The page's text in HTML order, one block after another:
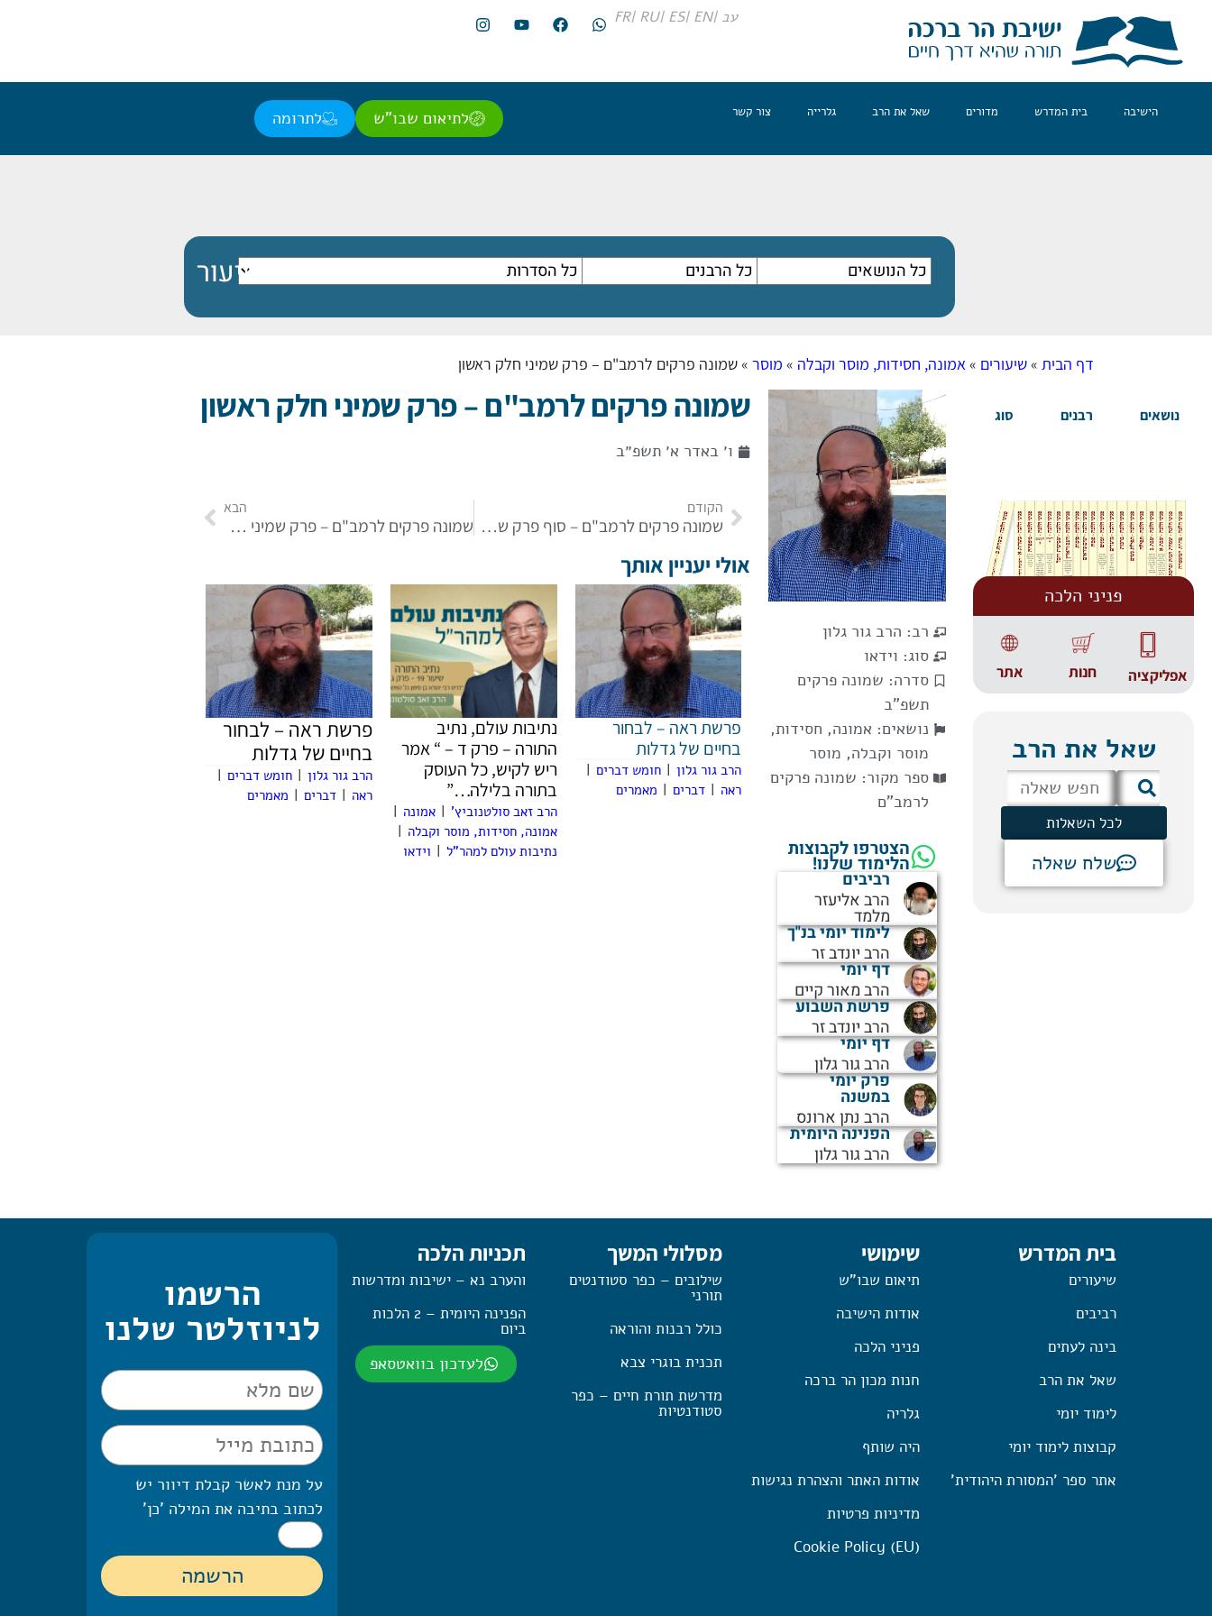
עב |EN |
ES |
RU |
FR
הישיבה בית המדרש מדורים שאל את הרב גלרייה צור קשר לתיאום שבו"ש לתרומה
דף הבית »שיעורים »אמונה, חסידות, מוסר וקבלה » מוסר »שמונה פרקים לרמב"ם – פרק שמיני חלק ראשון
נושאים רבנים סוג
פניני הלכה
אתר חנות אפליקציה
שאל את הרב
לכל השאלות
שלח שאלה
רב: הרב גור גלון
סוג: וידאו
סדרה: שמונה פרקים
תשפ"ב
נושאים: אמונה, חסידות,
מוסר וקבלה, מוסר
ספר מקור: שמונה פרקים
לרמב"ם
הצטרפו לקבוצות
הלימוד שלנו!
רביבים
הרב אליעזר
מלמד
לימוד יומי בנ"ך
הרב יונדב זר
דף יומי
הרב מאור קיים
פרשת השבוע
הרב יונדב זר
דף יומי
הרב גור גלון
פרק יומי
במשנה
הרב נתן ארונס
הפנינה היומית
הרב גור גלון
שמונה פרקים לרמב"ם – פרק שמיני חלק ראשון
ו׳ באדר א׳ תשפ״ב
הקודם
שמונה פרקים לרמב"ם – סוף פרק שביעי
הבא
שמונה פרקים לרמב"ם – פרק שמיני חלק שני
אולי יעניין אותך
פרשת ראה – לבחור
בחיים של גדלות
הרב גור גלון | חומש דברים |
ראה | דברים | מאמרים
נתיבות עולם, נתיב
התורה – פרק ד – “ אמר
ריש לקיש, כל העוסק
בתורה בלילה…”
הרב זאב סולטנוביץ' | אמונה |
אמונה, חסידות, מוסר וקבלה |
נתיבות עולם למהר"ל | וידאו
פרשת ראה – לבחור
בחיים של גדלות
הרב גור גלון | חומש דברים |
ראה | דברים | מאמרים
בית המדרש
שיעורים
רביבים
בינה לעתים
שאל את הרב
לימוד יומי
קבוצות לימוד יומי
אתר ספר 'המסורת היהודית'
שימושי
תיאום שבו"ש
אודות הישיבה
פניני הלכה
חנות מכון הר ברכה
גלריה
היה שותף
אודות האתר והצהרת נגישות
מדיניות פרטיות
Cookie Policy (EU)
מסלולי המשך
שילובים – כפר סטודנטים
תורני
כולל רבנות והוראה
תכנית בוגרי צבא
מדרשת תורת חיים – כפר
סטודנטיות
תכניות הלכה
והערב נא – ישיבות ומדרשות
הפנינה היומית – 2 הלכות
ביום
לעדכון בוואטסאפ
הרשמו
לניוזלטר שלנו
על מנת לאשר קבלת דיוור יש
לכתוב בתיבה את המילה 'כן'